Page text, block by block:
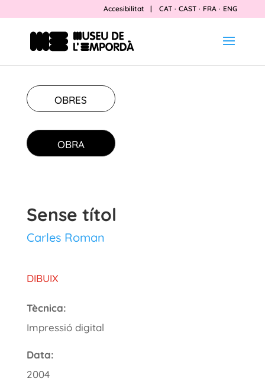
Accesibilitat | CAT · CAST · FRA · ENG
OBRES
OBRA
Sense títol
Carles Roman
DIBUIX
Tècnica:
Impressió digital
Data:
2004